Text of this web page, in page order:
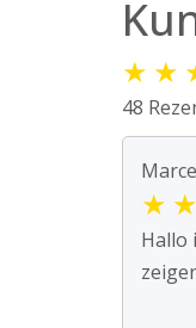
★ ★
48
★ ★
Hallo